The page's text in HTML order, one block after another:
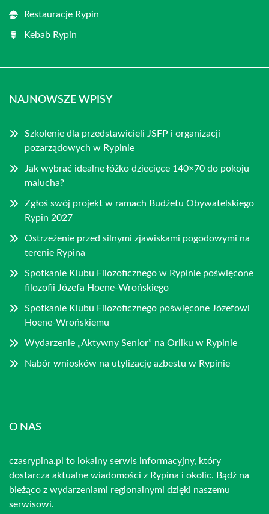
Restauracje Rypin
Kebab Rypin
NAJNOWSZE WPISY
Szkolenie dla przedstawicieli JSFP i organizacji
pozarządowych w Rypinie
Jak wybrać idealne łóżko dziecięce 140×70 do pokoju
malucha?
Zgłoś swój projekt w ramach Budżetu Obywatelskiego
Rypin 2027
Ostrzeżenie przed silnymi zjawiskami pogodowymi na
terenie Rypina
Spotkanie Klubu Filozoficznego w Rypinie poświęcone
filozofii Józefa Hoene-Wrońskiego
Spotkanie Klubu Filozoficznego poświęcone Józefowi
Hoene-Wrońskiemu
Wydarzenie „Aktywny Senior” na Orliku w Rypinie
Nabór wniosków na utylizację azbestu w Rypinie
O NAS
czasrypina.pl to lokalny serwis informacyjny, który
dostarcza aktualne wiadomości z Rypina i okolic. Bądź na
bieżąco z wydarzeniami regionalnymi dzięki naszemu
serwisowi.